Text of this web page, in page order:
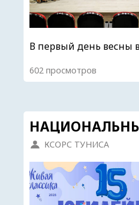
В первый день весны
602 просмотров
КСОРС ТУНИСА